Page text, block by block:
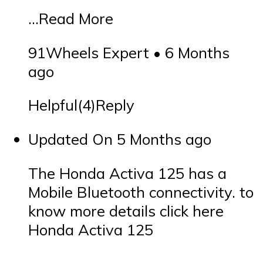
…Read More
91Wheels Expert • 6 Months
ago
Helpful(4)Reply
Updated On 5 Months ago
The Honda Activa 125 has a
Mobile Bluetooth connectivity. to
know more details click here
Honda Activa 125